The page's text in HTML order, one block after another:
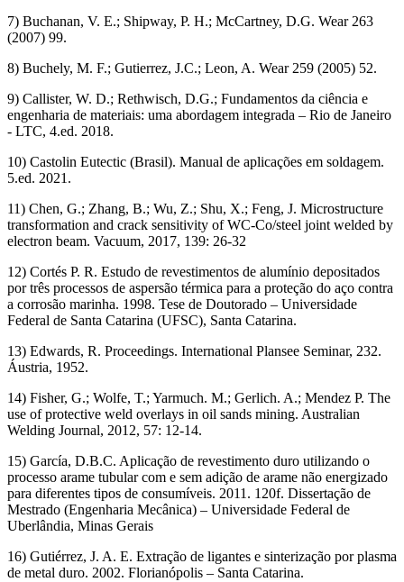
7) Buchanan, V. E.; Shipway, P. H.; McCartney, D.G. Wear 263
(2007) 99.
8) Buchely, M. F.; Gutierrez, J.C.; Leon, A. Wear 259 (2005) 52.
9) Callister, W. D.; Rethwisch, D.G.; Fundamentos da ciência e
engenharia de materiais: uma abordagem integrada – Rio de Janeiro
- LTC, 4.ed. 2018.
10) Castolin Eutectic (Brasil). Manual de aplicações em soldagem.
5.ed. 2021.
11) Chen, G.; Zhang, B.; Wu, Z.; Shu, X.; Feng, J. Microstructure
transformation and crack sensitivity of WC-Co/steel joint welded by
electron beam. Vacuum, 2017, 139: 26-32
12) Cortés P. R. Estudo de revestimentos de alumínio depositados
por três processos de aspersão térmica para a proteção do aço contra
a corrosão marinha. 1998. Tese de Doutorado – Universidade
Federal de Santa Catarina (UFSC), Santa Catarina.
13) Edwards, R. Proceedings. International Plansee Seminar, 232.
Áustria, 1952.
14) Fisher, G.; Wolfe, T.; Yarmuch. M.; Gerlich. A.; Mendez P. The
use of protective weld overlays in oil sands mining. Australian
Welding Journal, 2012, 57: 12-14.
15) García, D.B.C. Aplicação de revestimento duro utilizando o
processo arame tubular com e sem adição de arame não energizado
para diferentes tipos de consumíveis. 2011. 120f. Dissertação de
Mestrado (Engenharia Mecânica) – Universidade Federal de
Uberlândia, Minas Gerais
16) Gutiérrez, J. A. E. Extração de ligantes e sinterização por plasma
de metal duro. 2002. Florianópolis – Santa Catarina.